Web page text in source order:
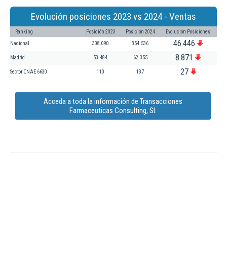
Evolución posiciones 2023 vs 2024 - Ventas
Ranking Posición 2023 Posición 2024 Evolución Posiciones
Nacional 308.090 354.536 46.446
Madrid 53.484 62.355 8.871
Sector CNAE 6630 110 137 27
Acceda a toda la información de Transacciones
Farmaceuticas Consulting, Sl.